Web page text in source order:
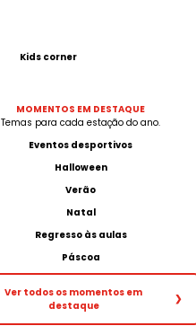
Kids corner
MOMENTOS EM DESTAQUE
Temas para cada estação do ano.
Eventos desportivos
Halloween
Verão
Natal
Regresso às aulas
Páscoa
Ver todos os momentos em
destaque
❯